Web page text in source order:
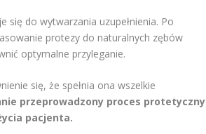
do wytwarzania uzupełnienia. Po
protezy do naturalnych zębów
optymalne przyleganie.
się, że spełnia ona wszelkie
przeprowadzony proces protetyczny
pacjenta.